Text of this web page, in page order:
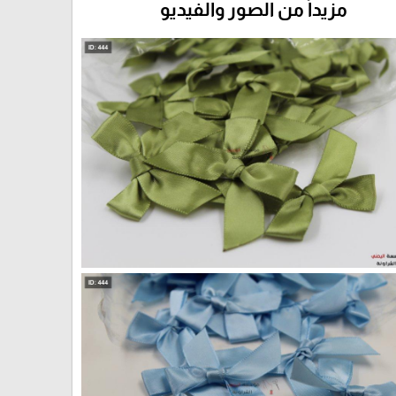
مزيداً من الصور والفيديو